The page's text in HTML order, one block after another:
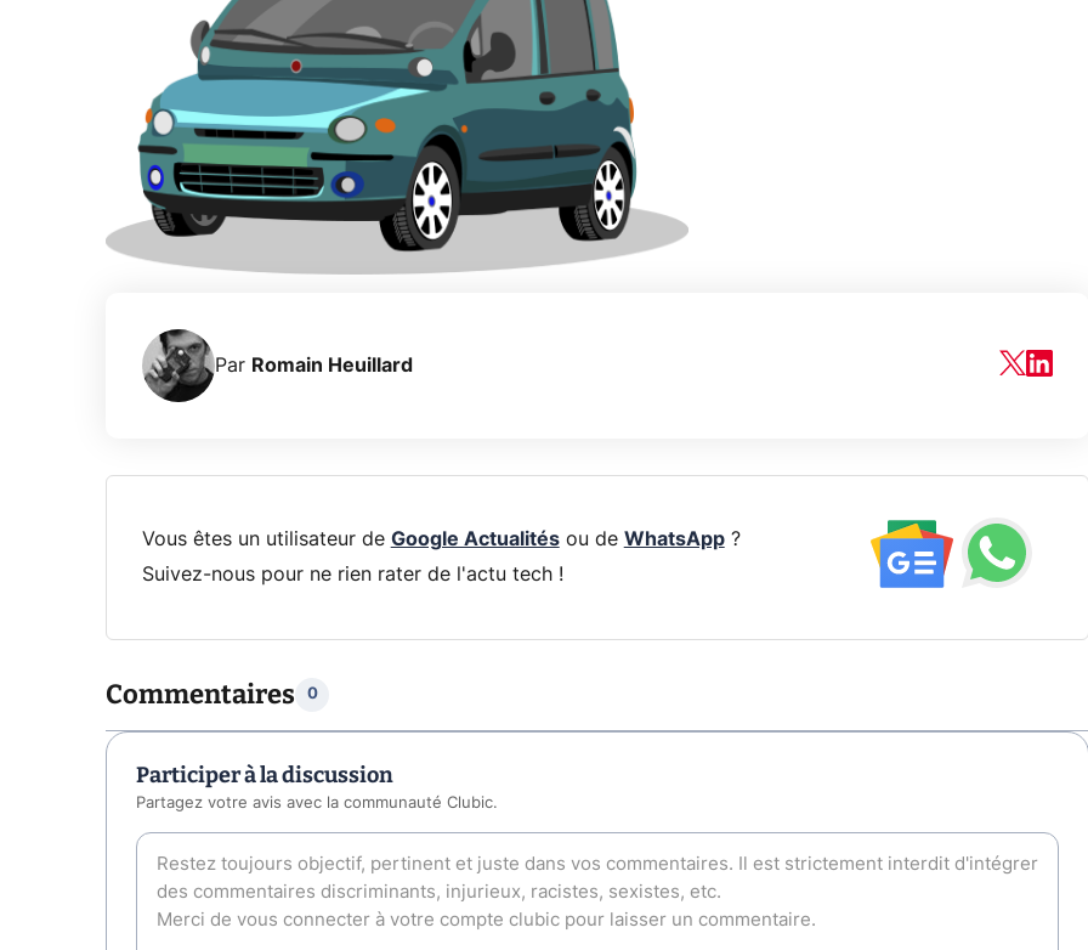
Par Romain Heuillard
Vous êtes un utilisateur de Google Actualitésou de WhatsApp?
Suivez-nous pour ne rien rater de l'actu tech !
Commentaires 0
Participer à la discussion
Partagez votre avis avec la communauté Clubic.